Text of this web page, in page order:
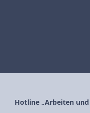
Hotline „Arbeiten